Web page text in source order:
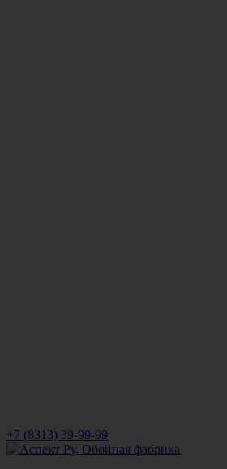
+7 (8313) 39-99-99